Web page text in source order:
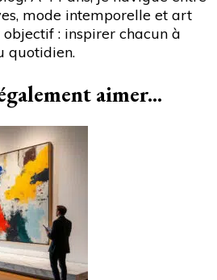
mode intemporelle et art
: inspirer chacun à
quotidien.
aimer...